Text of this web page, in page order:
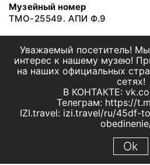
Музейный номер
ТМО-25549. АПИ Ф.9
Уважаемый посетитель!
интерес к нашему музею!
на наших официальных
сетях!
В КОНТАКТЕ:
Телеграм: https://
IZI.travel: izi.travel/ru/45df-
Ok